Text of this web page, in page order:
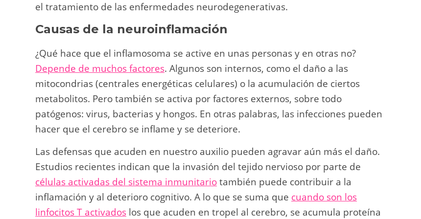
el tratamiento de las enfermedades neurodegenerativas.
Causas de la neuroinflamación
¿Qué hace que el inflamosoma se active en unas personas y en otras no?
Depende de muchos factores. Algunos son internos, como el daño a las
mitocondrias (centrales energéticas celulares) o la acumulación de ciertos
metabolitos. Pero también se activa por factores externos, sobre todo
patógenos: virus, bacterias y hongos. En otras palabras, las infecciones pueden
hacer que el cerebro se inflame y se deteriore.
Las defensas que acuden en nuestro auxilio pueden agravar aún más el daño.
Estudios recientes indican que la invasión del tejido nervioso por parte de
células activadas del sistema inmunitariotambién puede contribuir a la
inflamación y al deterioro cognitivo. A lo que se suma que cuando son los
linfocitos T activados los que acuden en tropel al cerebro, se acumula proteína